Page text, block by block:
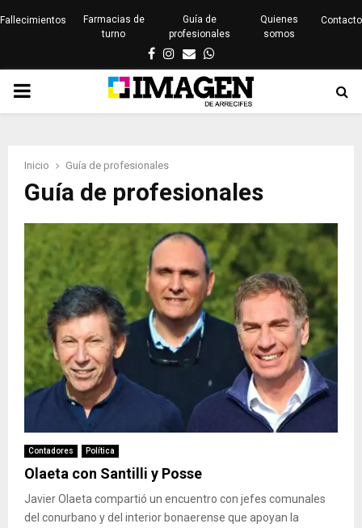
Fallecimientos
Farmacias de
turno
Guía de
profesionales
Quienes
somos
Contacto
Facebook
Instagram
EmailWhatsapp
PRIMARY
Inicio Guía de profesionales
Guía de profesionales
Contadores Política
Olaeta con Santilli y Posse
Javier Olaeta compartió un encuentro con jefes comunales
del conurbano y del interior bonaerense que apoyan la